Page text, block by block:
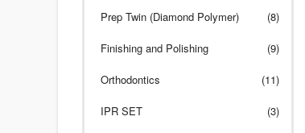
Prep Twin (Diamond Polymer) (8)
Finishing and Polishing (9)
Orthodontics (11)
IPR SET (3)